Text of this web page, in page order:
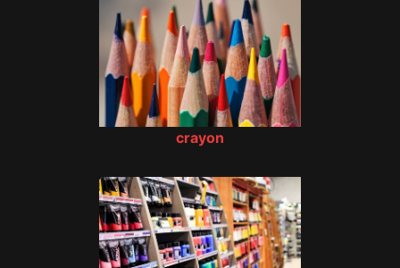
crayon